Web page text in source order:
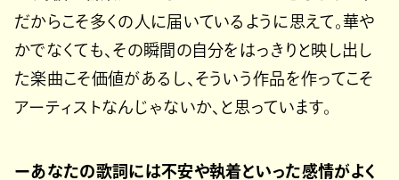
だからこそ多くの人に届いているように思えて。華や
かでなくても、その瞬間の自分をはっきりと映し出し
た楽曲こそ価値があるし、そういう作品を作ってこそ
アーティストなんじゃないか、と思っています。
ーあなたの歌詞には不安や執着といった感情がよく